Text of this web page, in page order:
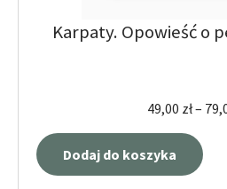
Karpaty. Opowieść o
49,00 zł–
Dodaj do koszyka